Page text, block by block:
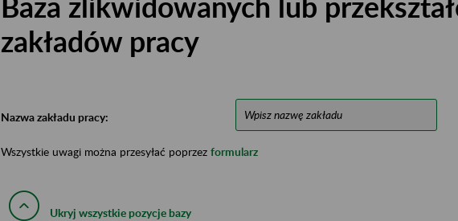
zakładów pracy
Nazwa zakładu pracy:
Wszystkie uwagi można przesyłać poprzez formularz
Ukryj wszystkie pozycje bazy